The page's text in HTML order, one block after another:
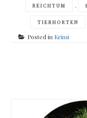
REICHTUM ,
TIERHORTEN
Posted in Krimi